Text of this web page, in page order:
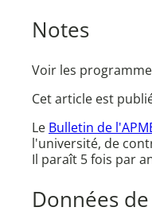
Notes
Voir les
Cet article est
Le Bulletin de
l'université, de
Il paraît 5 fois par
Données